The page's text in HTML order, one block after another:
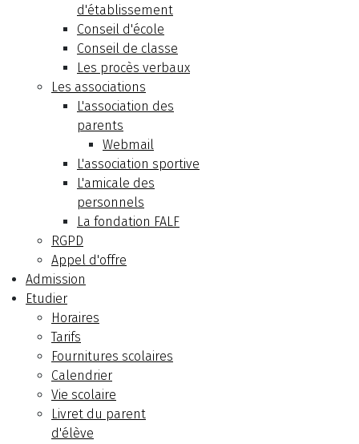
d'établissement
Conseil d'école
Conseil de classe
Les procès verbaux
Les associations
L'association des
parents
Webmail
L'association sportive
L'amicale des
personnels
La fondation FALF
RGPD
Appel d'offre
Admission
Etudier
Horaires
Tarifs
Fournitures scolaires
Calendrier
Vie scolaire
Livret du parent
d'élève